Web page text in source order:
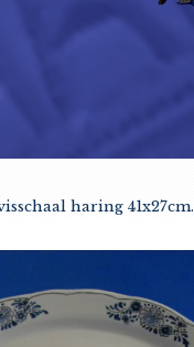
haring 41x27cm.